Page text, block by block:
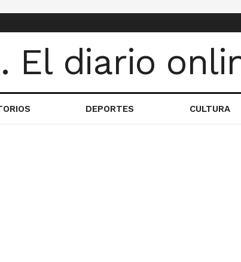
DEPORTES CULTURA